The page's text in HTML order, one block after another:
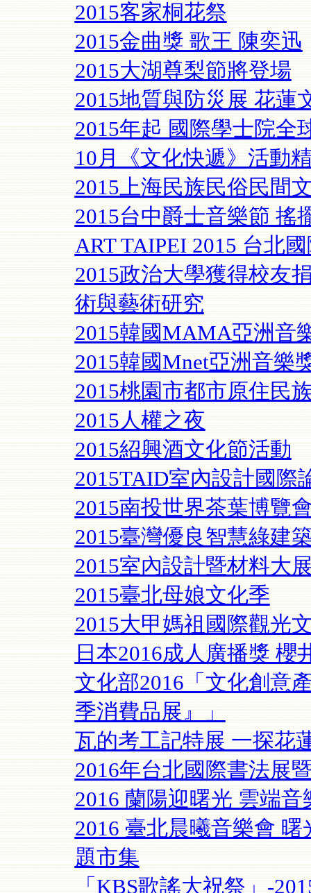
2015客家桐花祭
2015金曲獎 歌王 陳奕迅
2015大湖尊梨節將登場
2015地質與防災展 花蓮
2015年起 國際學士院全
10月《文化快遞》活動
2015上海民族民俗民間
2015台中爵士音樂節 搖
ART TAIPEI 2015 台北
2015政治大學獲得校友
術與藝術研究
2015韓國MAMA亞洲音
2015韓國Mnet亞洲音樂
2015桃園市都市原住民
2015人權之夜
2015紹興酒文化節活動
2015TAID室內設計國際
2015南投世界茶葉博覽
2015臺灣優良智慧綠建
2015室內設計暨材料大
2015臺北母娘文化季
2015大甲媽祖國際觀光
日本2016成人廣播獎 櫻
文化部2016「文化創意
季消費品展』」
瓦的考工記特展 一探花
2016年台北國際書法展
2016 蘭陽迎曙光 雲端音
2016 臺北晨曦音樂會
題市集
「KBS歌謠大祝祭」-